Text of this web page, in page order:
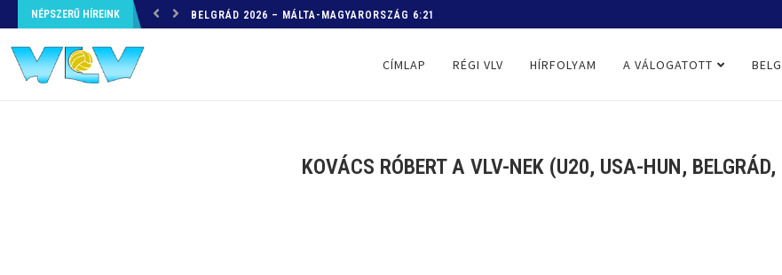
NÉPSZERŰ HÍREINK HELYZETKÉP AZ EB-RŐL – A TOVÁBBI PROGRAM
CÍMLAP RÉGI VLV HÍRFOLYAM A VÁLOGATOTT
KOVÁCS RÓBERT A VLV-NEK (U20, USA-HUN,